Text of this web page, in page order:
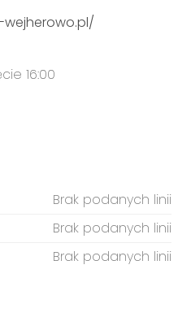
16:00
Brak podanych linii
Brak podanych linii
Brak podanych linii